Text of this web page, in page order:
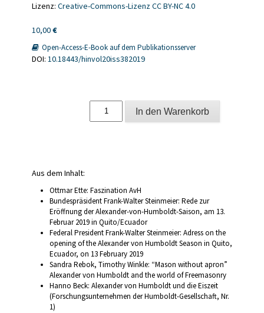
Lizenz: Creative-Commons-Lizenz CC BY-NC 4.0
10,00€
Open-Access-E-Book auf dem Publikationsserver
DOI: 10.18443/hinvol20iss382019
38
Menge
In den Warenkorb
Aus dem Inhalt:
Ottmar Ette: Faszination AvH
Bundespräsident Frank-Walter Steinmeier: Rede zur
Eröffnung der Alexander-von-Humboldt-Saison, am 13.
Februar 2019 in Quito/Ecuador
Federal President Frank-Walter Steinmeier: Adress on the
opening of the Alexander von Humboldt Season in Quito,
Ecuador, on 13 February 2019
Sandra Rebok, Timothy Winkle: “Mason without apron”
Alexander von Humboldt and the world of Freemasonry
Hanno Beck: Alexander von Humboldt und die Eiszeit
(Forschungsunternehmen der Humboldt-Gesellschaft, Nr.
1)